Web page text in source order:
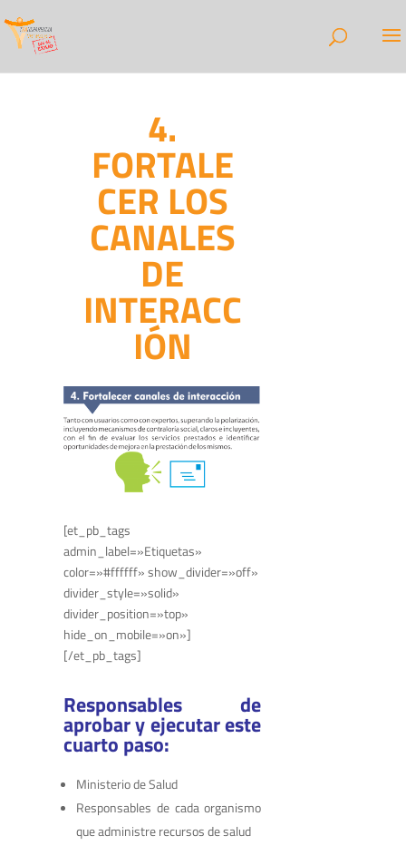
4.
FORTALE
CER LOS
CANALES
DE
INTERACC
IÓN
[et_pb_tags
admin_label=»Etiquetas»
color=»#ffffff» show_divider=»off»
divider_style=»solid»
divider_position=»top»
hide_on_mobile=»on»]
[/et_pb_tags]
Responsables de
aprobar y ejecutar este
cuarto paso:
Ministerio de Salud
Responsables de cada organismo
que administre recursos de salud